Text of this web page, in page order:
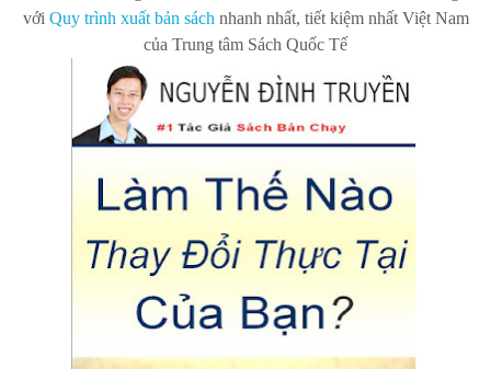
với Quy trình xuất bản sách nhanh nhất, tiết kiệm nhất Việt Nam
của Trung tâm Sách Quốc Tế